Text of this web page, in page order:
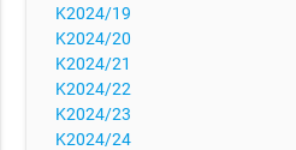
K2024/19
K2024/20
K2024/21
K2024/22
K2024/23
K2024/24